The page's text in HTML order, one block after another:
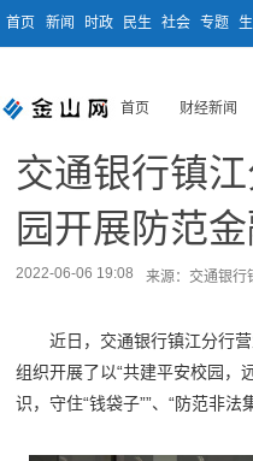
首页 新闻 时政 民生 社会 专题
首页 财经新闻
交通银行镇
园开展防范
2022-06-06 19:08 来源：交通银行
近日，交通银行镇江分行
组织开展了以“共建平安校园，
识，守住“钱袋子””、“防范非法